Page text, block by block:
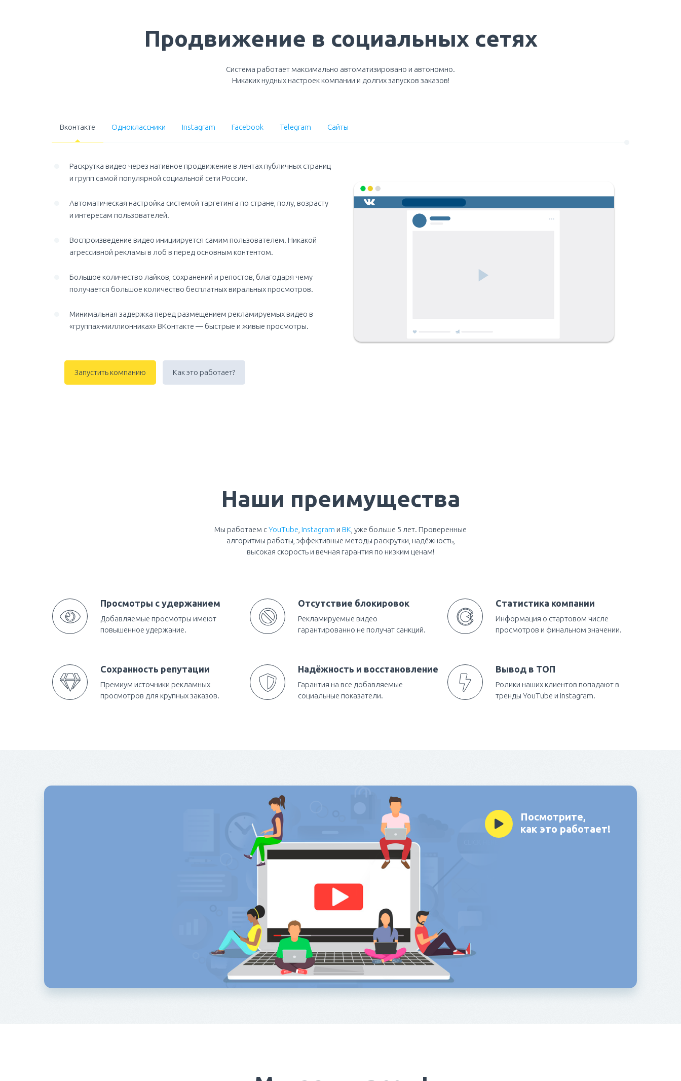
Продвижение в социальных сетях
Система работает максимально автоматизировано и автономно.
Никаких нудных настроек компании и долгих запусков заказов!
Вконтакте Одноклассники Instagram Facebook Telegram Сайты
Раскрутка видео через нативное продвижение в лентах публичных страниц
и групп самой популярной социальной сети России.
Автоматическая настройка системой таргетинга по стране, полу, возрасту
и интересам пользователей.
Воспроизведение видео инициируется самим пользователем. Никакой
агрессивной рекламы в лоб в перед основным контентом.
Большое количество лайков, сохранений и репостов, благодаря чему
получается большое количество бесплатных виральных просмотров.
Минимальная задержка перед размещением рекламируемых видео в
«группах-миллионниках» ВКонтакте — быстрые и живые просмотры.
Запустить компанию Как это работает?
Наши преимущества
Мы работаем сYouTube Instagram и ВК , уже больше 5 лет. Проверенные
алгоритмы работы, эффективные методы раскрутки, надёжность,
высокая скорость и вечная гарантия по низким ценам!
Просмотры с удержанием
Добавляемые просмотры имеют
повышенное удержание.
Отсутствие блокировок
Рекламируемые видео
гарантированно не получат санкций.
Статистика компании
Информация о стартовом числе
просмотров и финальном значении.
Сохранность репутации
Премиум источники рекламных
просмотров для крупных заказов.
Надёжность и восстановление
Гарантия на все добавляемые
социальные показатели.
Вывод в ТОП
Ролики наших клиентов попадают в
тренды YouTube и Instagram.
Посмотрите,
как это работает!